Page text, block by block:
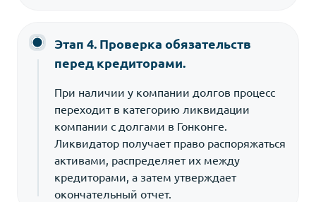
Этап 4. Проверка обязательств
перед кредиторами.
При наличии у компании долгов процесс
переходит в категорию ликвидации
компании с долгами в Гонконге.
Ликвидатор получает право распоряжаться
активами, распределяет их между
кредиторами, а затем утверждает
окончательный отчет.